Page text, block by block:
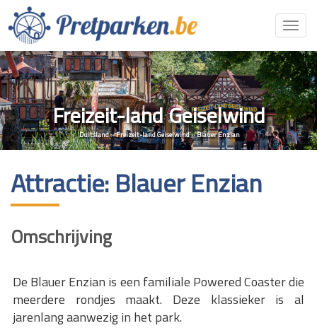
Freizeit-land Geiselwind
Duitsland»Freizeit-land Geiselwind»Blauer Enzian
Attractie: Blauer Enzian
Omschrijving
De Blauer Enzian is een familiale Powered Coaster die
meerdere rondjes maakt. Deze klassieker is al
jarenlang aanwezig in het park.